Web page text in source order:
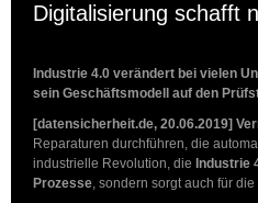
Digitalisierung schafft
Industrie 4.0 verändert bei vielen
sein Geschäftsmodell auf den
[datensicherheit.de, 20.06.2019]
Reparaturen durchführen, die
industrielle Revolution, die Industrie
Prozesse, sondern sorgt auch für